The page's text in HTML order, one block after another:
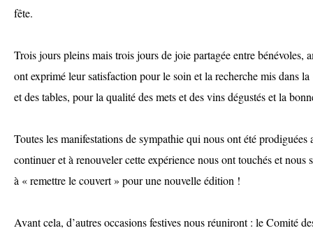
fête.
Trois jours pleins mais trois jours de joie partagée entre bénévoles,
ont exprimé leur satisfaction pour le soin et la recherche mis dans
et des tables, pour la qualité des mets et des vins dégustés et la
Toutes les manifestations de sympathie qui nous ont été prodiguées
continuer et à renouveler cette expérience nous ont touchés et nous
à « remettre le couvert » pour une nouvelle édition !
Avant cela, d’autres occasions festives nous réuniront : le Comité